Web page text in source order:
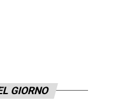
GIORNO